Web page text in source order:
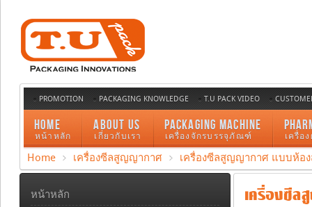
PROMOTION PACKAGING KNOWLEDGE T.U PACK VIDEO
HOME
หน้าหลัก
ABOUT US
เกี่ยวกับเรา
PACKAGING MACHINE
เครื่องจักรบรรจุภัณฑ์ เครื่อ
Home เครื่องซีลสูญญากาศ เครื่องซีลสูญญากาศ แบบห้
เครื่องซีลสู
หน้าหลัก